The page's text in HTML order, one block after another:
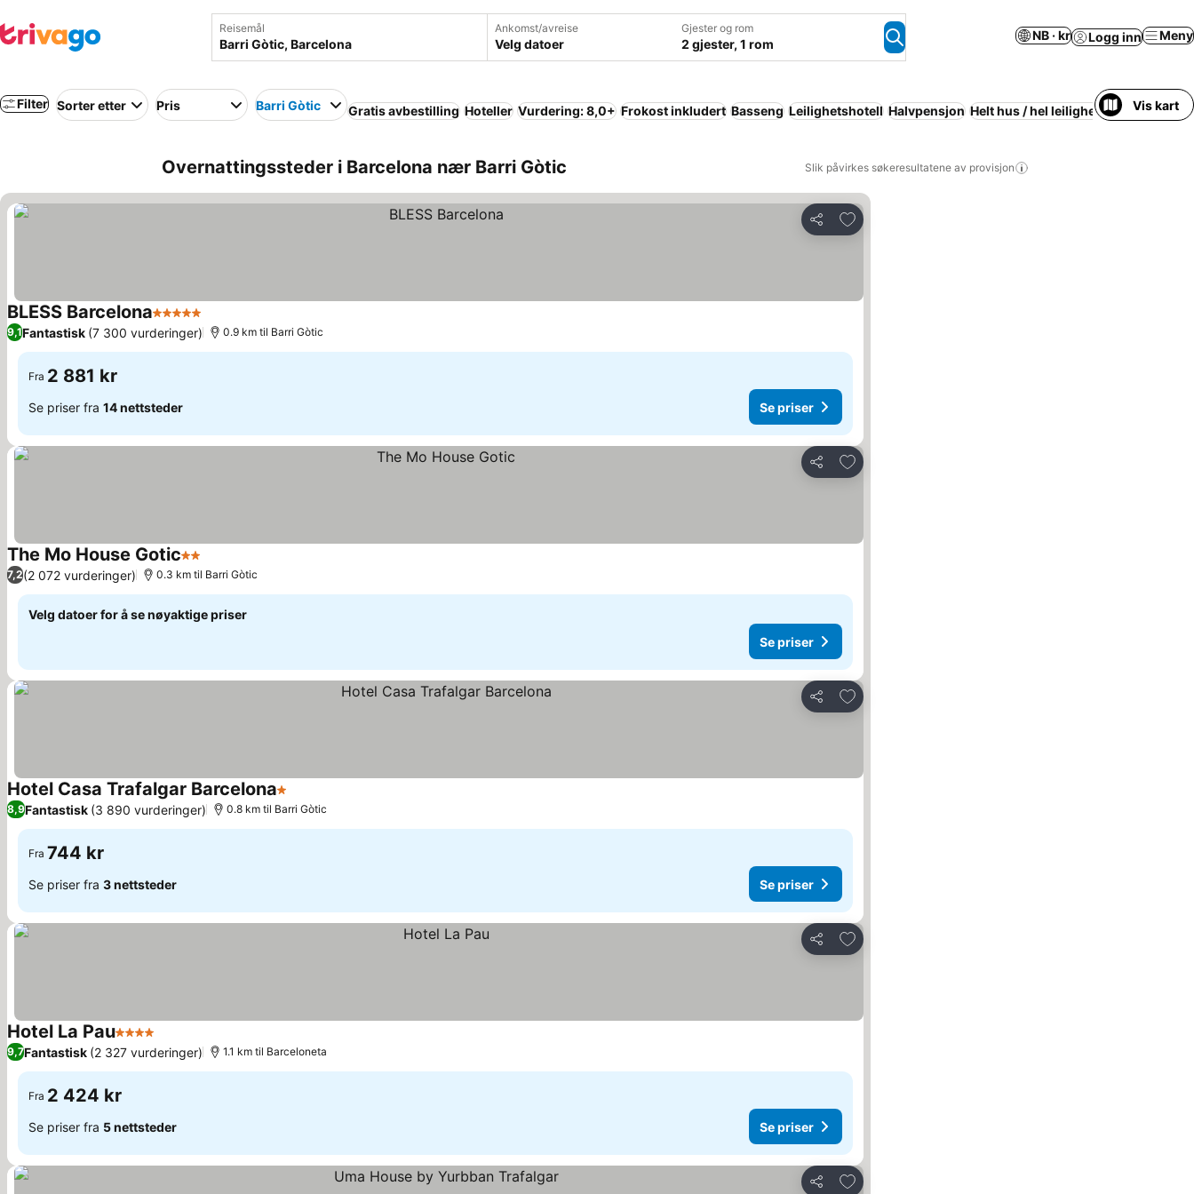
Reisemål Ankomst/avreise
Velg datoer
Gjester og rom
2 gjester, 1 rom
NB · kr Logg inn Meny
Filter Sorter etter Pris Barri Gòtic Gratis avbestilling Hoteller Vurdering: 8,0+ Frokost inkludert Basseng Leilighetshotell Halvpensjon Helt hus / hel leilighet Parkering
Vis kart
Overnattingssteder i Barcelona nær Barri Gòtic Slik påvirkes søkeresultatene av provisjon
Del
Legg til i favoritter
BLESS Barcelona5 StjernerSe priser
9,1Fantastisk (7 300 vurderinger) 0.9 km til Barri Gòtic
Fra 2 881 kr
Se priser fra 14 nettsteder Se priser
Del
Legg til i favoritter
The Mo House Gotic2 Stjerner
7,2(2 072 vurderinger) 0.3 km til Barri Gòtic
Velg datoer for å se nøyaktige priser
Se priser
Del
Legg til i favoritter
Hotel Casa Trafalgar Barcelona1 Stjerner
8,9Fantastisk (3 890 vurderinger) 0.8 km til Barri Gòtic
Fra 744 kr
Se priser fra 3 nettsteder Se priser
Del
Legg til i favoritter
Hotel La Pau4 StjernerSe priser
9,7Fantastisk (2 327 vurderinger) 1.1 km til Barceloneta
Fra 2 424 kr
Se priser fra 5 nettsteder Se priser
Del
Legg til i favoritter